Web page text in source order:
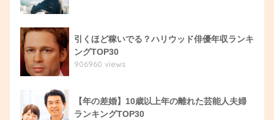
引くほど稼いでる？ハリウッド俳優年収ランキ
ングTOP30
906960 views
【年の差婚】10歳以上年の離れた芸能人夫婦
ランキングTOP30